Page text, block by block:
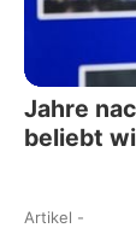
Jahre
beliebt
Artikel -